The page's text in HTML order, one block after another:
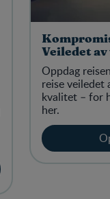
Veiledet
Oppdag
reise veiledet
kvalitet – for
her.